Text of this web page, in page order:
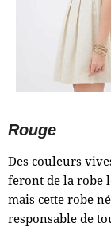
Rouge
Des couleurs
feront de la robe
mais cette robe
responsable de